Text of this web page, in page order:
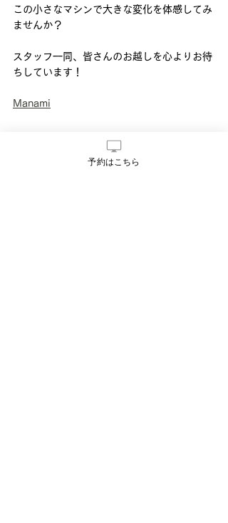
この小さなマシンで大きな変化を体感してみ
ませんか？
スタッフ一同、皆さんのお越しを心よりお待
ちしています！
Manami
予約はこちら